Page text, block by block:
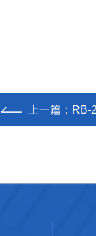
上一篇： RB-